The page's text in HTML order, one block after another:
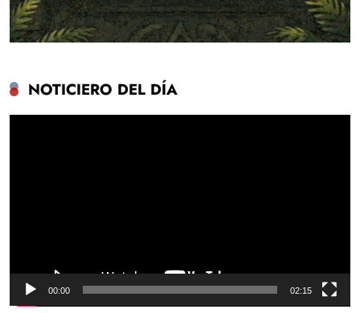
NOTICIERO DEL DÍA
00:00 02:15